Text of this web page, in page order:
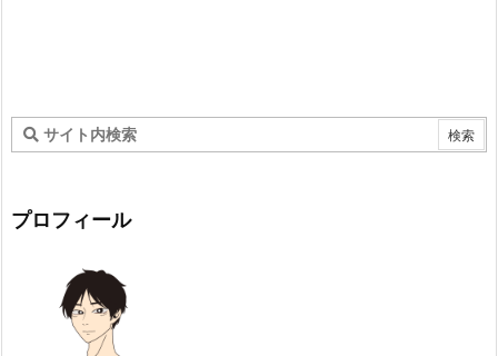
プロフィール